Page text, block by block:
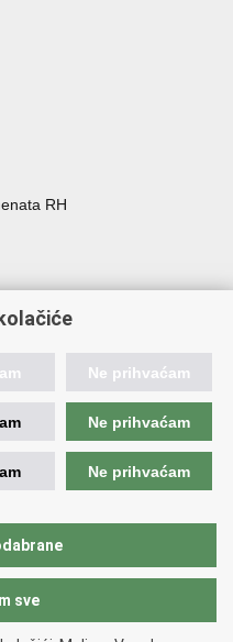
RH
i ugovaranje
Hrvatskoj
Ne prihvaćam
Ne prihvaćam
Ne prihvaćam
sve